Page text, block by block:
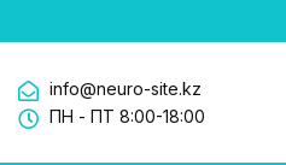
info@neuro-site.kz
ПН - ПТ 8:00-18:00